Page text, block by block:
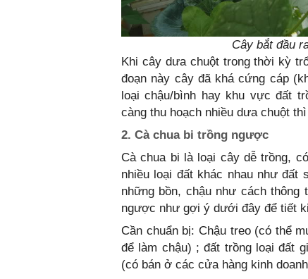
Cây bắt đầu
Khi cây dưa chuột trong thời kỳ
đoạn này cây đã khá cứng cáp
loại chậu/bình hay khu vực đất
càng thu hoạch nhiều dưa chuột
2. Cà chua bi trồng ngược
Cà chua bi là loại cây dễ trồng,
nhiều loại đất khác nhau như đất
những bồn, chậu như cách
ngược như gợi ý dưới đây để tiết
Cần chuẩn bị: Chậu treo (có thể
để làm chậu) ; đất trồng loại đất
(có bán ở các cửa hàng kinh